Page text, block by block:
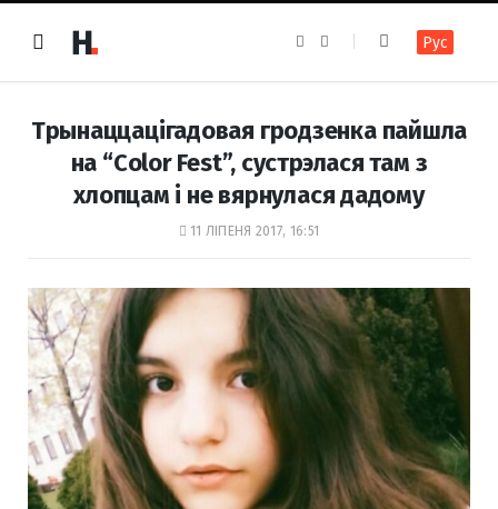
e
o
k
t
r
a
m
Рус
Трынаццацігадовая гродзенка пайшла
на “Color Fest”, сустрэлася там з
хлопцам і не вярнулася дадому
11 ЛІПЕНЯ 2017, 16:51